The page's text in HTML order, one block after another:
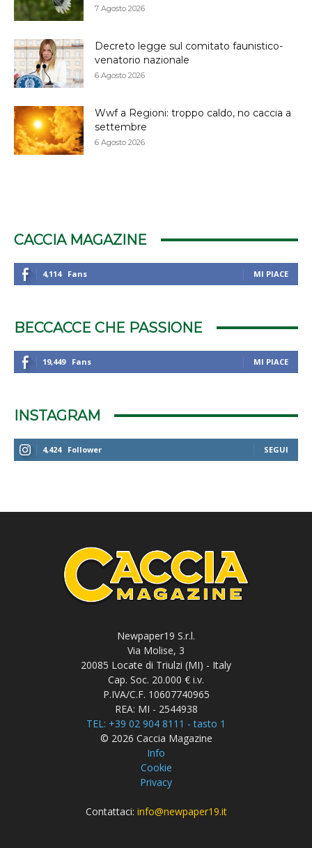
7 Agosto 2026
Decreto legge sul comitato faunistico-
venatorio nazionale
6 Agosto 2026
Wwf a Regioni: troppo caldo, no caccia a
settembre
6 Agosto 2026
CACCIA MAGAZINE
4,114 Fans MI PIACE
BECCACCE CHE PASSIONE
19,449 Fans MI PIACE
INSTAGRAM
4,424 Follower SEGUI
Newpaper19 S.r.l.
Via Molise, 3
20085 Locate di Triulzi (MI) - Italy
Cap. Soc. 20.000 € i.v.
P.IVA/C.F. 10607740965
REA: MI - 2544938
TEL: +39 02 904 8111 - tasto 1
© 2026 Caccia Magazine
Info
Cookie
Privacy
Contattaci: info@newpaper19.it